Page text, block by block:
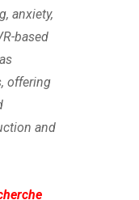
anxiety,
based
offering
and